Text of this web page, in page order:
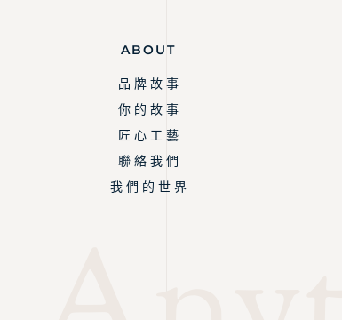
ABOUT
品 牌 故 事
你 的 故 事
匠 心 工 藝
聯 絡 我 們
我 們 的 世 界